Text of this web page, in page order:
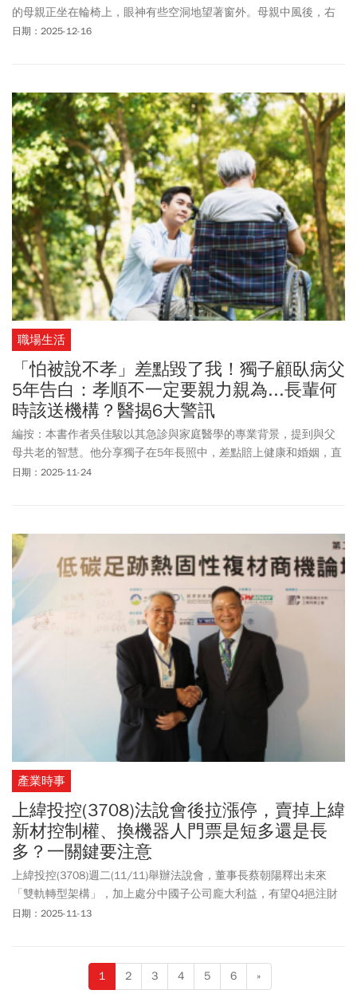
的母親正坐在輪椅上，眼神有些空洞地望著窗外。母親中風後，右
半身不遂，說話也變得含糊不清，生活起居全靠雅玲一人打理。
日期：2025-12-16
職場生活
「怕被說不孝」差點毀了我！獨子顧臥病父
5年告白：孝順不一定要親力親為...長輩何
時該送機構？醫揭6大警訊
編按：本書作者吳佳駿以其急診與家庭醫學的專業背景，提到與父
母共老的智慧。他分享獨子在5年長照中，差點賠上健康和婚姻，直
到腰傷「被迫放手」才醒悟，親力親為不一定是孝順，透過真誠溝
供理性的判斷依據。
日期：2025-11-24
產業時事
上緯投控(3708)法說會後拉漲停，賣掉上緯
新材控制權、換機器人門票是短多還是長
多？一關鍵要注意
上緯投控(3708)週二(11/11)舉辦法說會，董事長蔡朝陽釋出未來
「雙軌轉型架構」，加上處分中國子公司龐大利益，有望Q4挹注財
報，帶動上緯投控周三(11/12)股價攻上漲停，收127.5元，周四則
新材間接持股只剩20%，不再具有控制權，第3季起也不再認列該公
司營收，未來轉型能否補上這部分營收缺口仍待關注。
日期：2025-11-13
1 2 3 4 5 6 »